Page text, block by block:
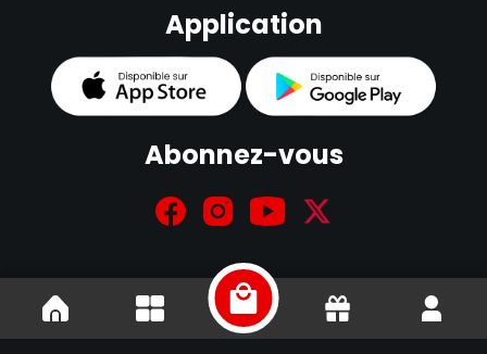
Tacos
Sandwichs
Application
Abonnez-vous